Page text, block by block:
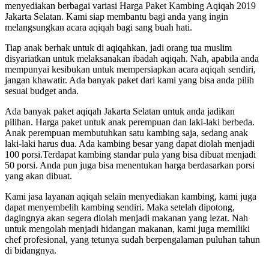
menyediakan berbagai variasi Harga Paket Kambing Aqiqah 2019
Jakarta Selatan. Kami siap membantu bagi anda yang ingin
melangsungkan acara aqiqah bagi sang buah hati.
Tiap anak berhak untuk di aqiqahkan, jadi orang tua muslim
disyariatkan untuk melaksanakan ibadah aqiqah. Nah, apabila anda
mempunyai kesibukan untuk mempersiapkan acara aqiqah sendiri,
jangan khawatir. Ada banyak paket dari kami yang bisa anda pilih
sesuai budget anda.
Ada banyak paket aqiqah Jakarta Selatan untuk anda jadikan
pilihan. Harga paket untuk anak perempuan dan laki-laki berbeda.
Anak perempuan membutuhkan satu kambing saja, sedang anak
laki-laki harus dua. Ada kambing besar yang dapat diolah menjadi
100 porsi.Terdapat kambing standar pula yang bisa dibuat menjadi
50 porsi. Anda pun juga bisa menentukan harga berdasarkan porsi
yang akan dibuat.
Kami jasa layanan aqiqah selain menyediakan kambing, kami juga
dapat menyembelih kambing sendiri. Maka setelah dipotong,
dagingnya akan segera diolah menjadi makanan yang lezat. Nah
untuk mengolah menjadi hidangan makanan, kami juga memiliki
chef profesional, yang tetunya sudah berpengalaman puluhan tahun
di bidangnya.